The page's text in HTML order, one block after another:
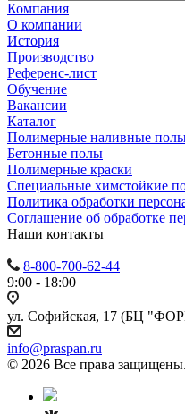
Компания
О компании
История
Производство
Референс-лист
Обучение
Вакансии
Каталог
Полимерные наливные
Бетонные полы
Полимерные краски
Специальные химстойкие
Политика обработки
Cоглашение об обработке
Наши контакты
8-800-700-62-44
9:00 - 18:00
ул. Софийская, 17 (БЦ
info@praspan.ru
© 2026 Все права защищены.